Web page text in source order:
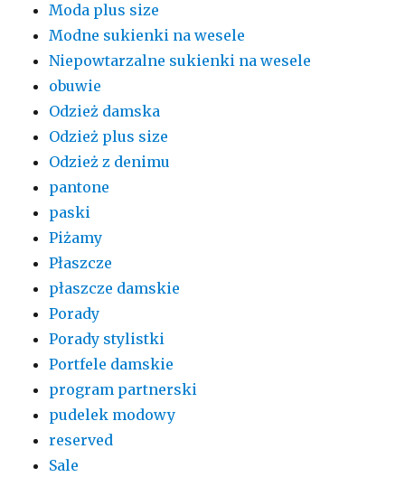
Moda plus size
Modne sukienki na wesele
Niepowtarzalne sukienki na wesele
obuwie
Odzież damska
Odzież plus size
Odzież z denimu
pantone
paski
Piżamy
Płaszcze
płaszcze damskie
Porady
Porady stylistki
Portfele damskie
program partnerski
pudelek modowy
reserved
Sale